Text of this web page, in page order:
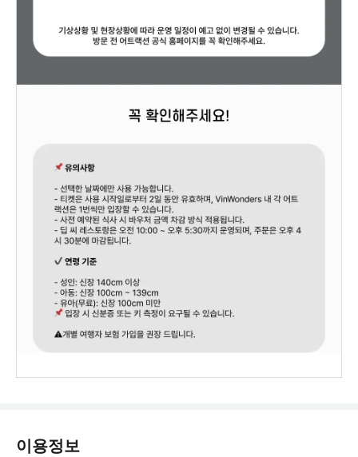
이용정보